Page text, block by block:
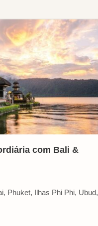
com Bali &
Phuket, Ilhas Phi Phi, Ubud,